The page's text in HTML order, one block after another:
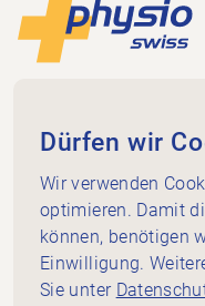
Dammweg 3
3013 Bern
+41 58 255 36 00
info@physioswiss.ch
Social
Wichtiges
Wissen
Dürfen wir
Wir verwenden
optimieren. Damit
können, benötigen
Einwilligung.
Sie unter